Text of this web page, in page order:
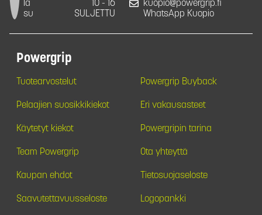
la
10 - 16
su
SULJETTU
kuopio@powergrip.fi
WhatsApp Kuopio
Powergrip
Tuotearvostelut Powergrip Buyback
Pelaajien suosikkikiekot Eri vakausasteet
Käytetyt kiekot Powergripin tarina
Team Powergrip Ota yhteyttä
Kaupan ehdot Tietosuojaseloste
Saavutettavuusseloste Logopankki